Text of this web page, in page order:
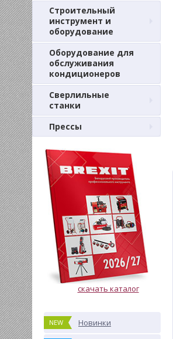
Строительный
инструмент и
оборудование
Оборудование для
обслуживания
кондиционеров
Сверлильные
станки
Прессы
скачать каталог
NEW Новинки